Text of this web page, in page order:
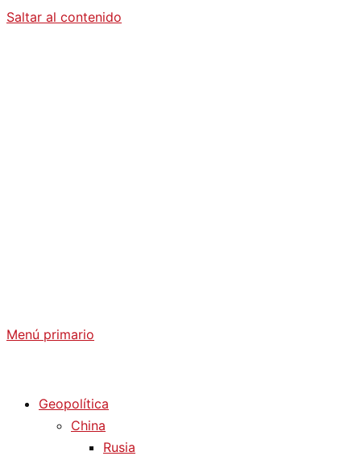
Saltar al contenido
Menú primario
Geopolítica
China
Rusia